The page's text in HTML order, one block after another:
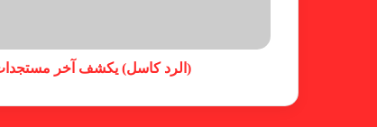
(الرد كاسل) يكشف آخر مستجدات